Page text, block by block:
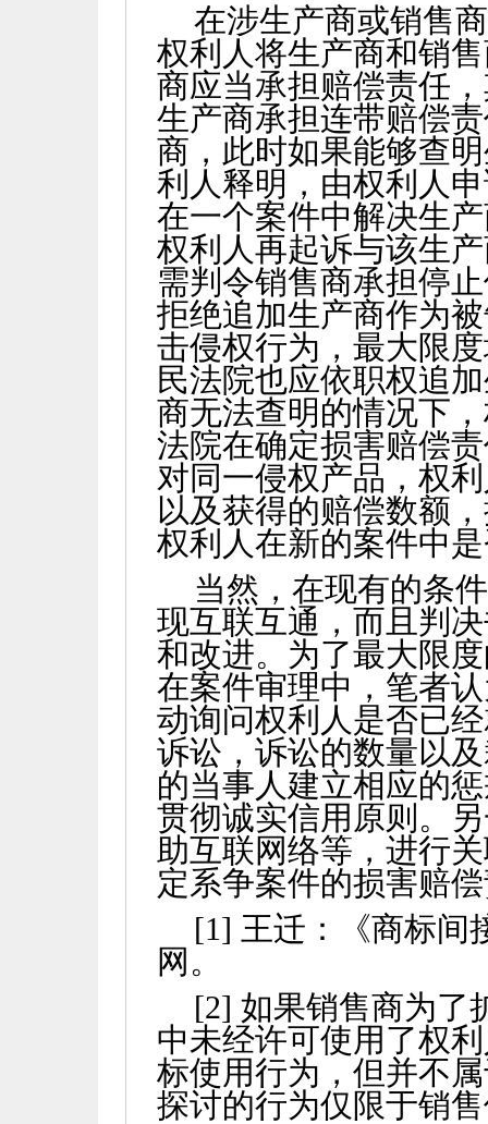
在涉生产商或销售
权利人将生产商和销
商应当承担赔偿责任
生产商承担连带赔偿
商，此时如果能够查
利人释明，由权利人
在一个案件中解决生
权利人再起诉与该生
需判令销售商承担停
拒绝追加生产商作为
击侵权行为，最大限
民法院也应依职权追
商无法查明的情况下
法院在确定损害赔偿
对同一侵权产品，权
以及获得的赔偿数额
权利人在新的案件中
当然，在现有的条
现互联互通，而且判
和改进。为了最大限
在案件审理中，笔者
动询问权利人是否已
诉讼，诉讼的数量以
的当事人建立相应的
贯彻诚实信用原则。
助互联网络等，进行
定系争案件的损害赔
[1] 王迁：《商标间
网。
[2]如果销售商为了
中未经许可使用了权
标使用行为，但并不
探讨的行为仅限于销